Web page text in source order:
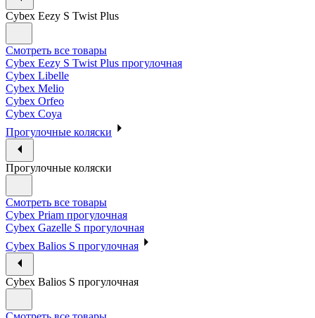
Cybex Eezy S Twist Plus
Смотреть все товары
Cybex Eezy S Twist Plus прогулочная
Cybex Libelle
Cybex Melio
Cybex Orfeo
Cybex Coya
Прогулочные коляски
Прогулочные коляски
Смотреть все товары
Cybex Priam прогулочная
Cybex Gazelle S прогулочная
Cybex Balios S прогулочная
Cybex Balios S прогулочная